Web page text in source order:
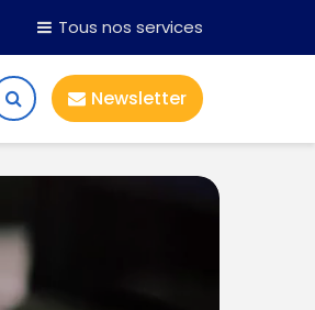
Tous nos services
Newsletter